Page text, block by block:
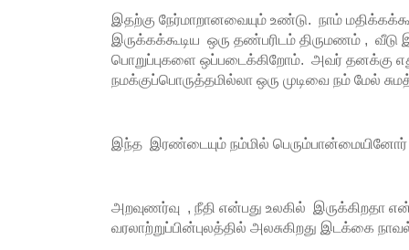
இதற்கு நேர்மாறானவையும் உண்டு. நாம்
இருக்கக்கூடிய ஒரு தண்பரிடம் திருமணம் ,
பொறுப்புகளை ஒப்படைக்கிறோம். அவர் தனக்கு
நமக்குப்பொருத்தமில்லா ஒரு முடிவை நம் மேல்
இந்த இரண்டையும் நம்மில் பெரும்பான்மையினோர்
அறவுணர்வு , நீதி என்பது உலகில் இருக்கிறதா
வரலாற்றுப்பின்புலத்தில் அலசுகிறது இடக்கை